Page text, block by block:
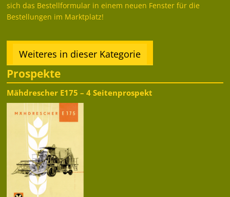
sich das Bestellformular in einem neuen Fenster für die
Bestellungen im Marktplatz!
Weiteres in dieser Kategorie
Prospekte
Mähdrescher E175 – 4 Seitenprospekt